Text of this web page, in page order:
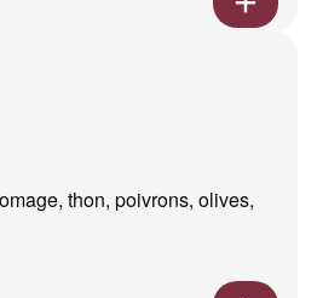
thon, poivrons, olives,